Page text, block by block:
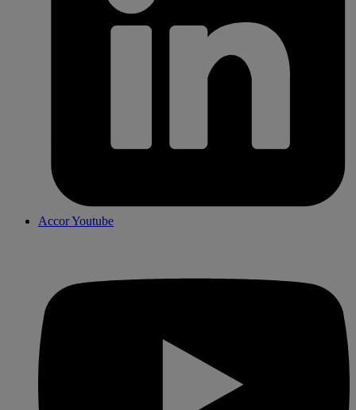
Accor Youtube